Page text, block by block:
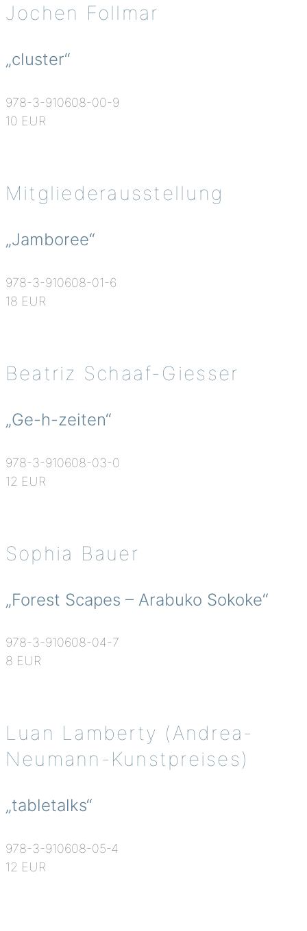
Jochen Follmar
„cluster“
978-3-910608-00-9
10 EUR
Mitgliederausstellung
„Jamboree“
978-3-910608-01-6
18 EUR
Beatriz Schaaf-Giesser
„Ge-h-zeiten“
978-3-910608-03-0
12 EUR
Sophia Bauer
„Forest Scapes – Arabuko Sokoke“
978-3-910608-04-7
8 EUR
Luan Lamberty (Andrea-
Neumann-Kunstpreises)
„tabletalks“
978-3-910608-05-4
12 EUR